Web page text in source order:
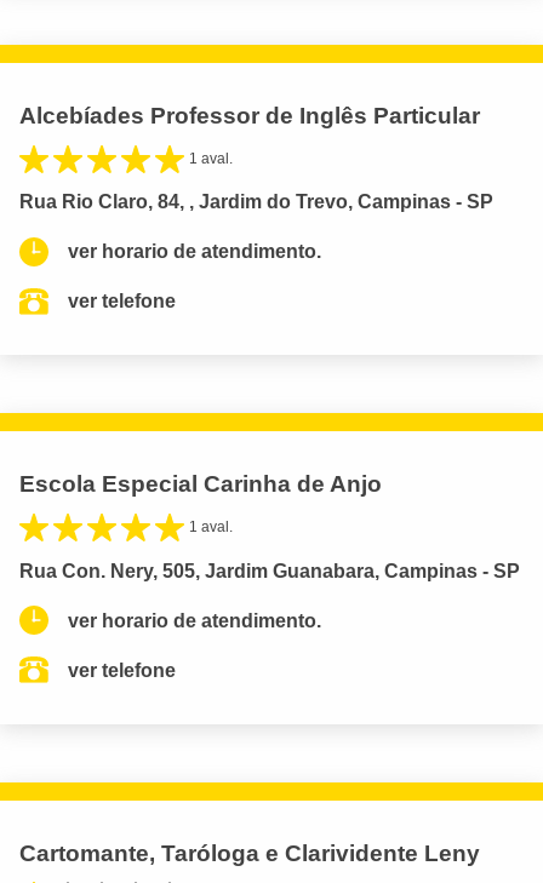
Alcebíades Professor de Inglês Particular
1 aval.
Rua Rio Claro, 84, , Jardim do Trevo, Campinas - SP
ver horario de atendimento.
ver telefone
Escola Especial Carinha de Anjo
1 aval.
Rua Con. Nery, 505, Jardim Guanabara, Campinas - SP
ver horario de atendimento.
ver telefone
Cartomante, Taróloga e Clarividente Leny